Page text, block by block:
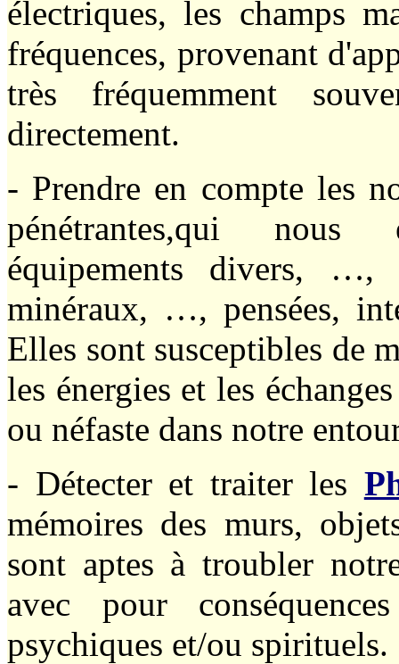
électriques, les champs
fréquences, provenant
très fréquemment
directement.
- Prendre en compte les
pénétrantes,qui nous
équipements divers, …,
minéraux, …, pensées,
Elles sont susceptibles de
les énergies et les
ou néfaste dans notre
- Détecter et traiter les
mémoires des murs,
sont aptes à troubler
avec pour
psychiques et/ou spirituels.